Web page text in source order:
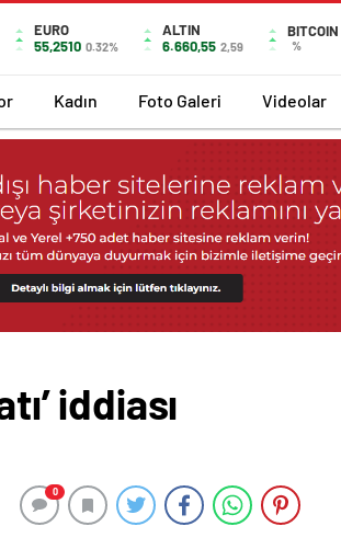
EURO
55,2510 0.32%
ALTIN
6.660,55 2,59
BITCOIN
%
Kadın Foto Galeri Videolar
iddiası
0